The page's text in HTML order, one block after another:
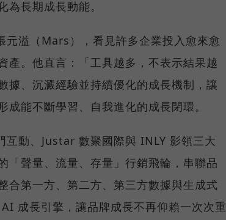
長期成長動能。
溢（Mars），看見許多企業投入愈來愈
產。他直言：「工具越多，不表示結果越
據、沉澱經驗並持續優化的成長機制，讓
能不斷學習、自我進化的成長閉環。
動、Justar 數聚國際與 INLY 影領三大
「聲量、流量、存量」行銷飛輪，串聯品
合第一方、第二方、第三方數據與生成式
成長引擎，讓品牌成長不再仰賴一次次重